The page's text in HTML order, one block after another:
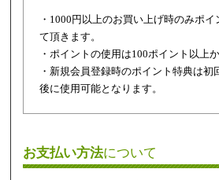
・1000円以上のお買い上げ時のみポ
て頂きます。
・ポイントの使用は100ポイント以上
・新規会員登録時のポイント特典は初
後に使用可能となります。
お支払い方法について